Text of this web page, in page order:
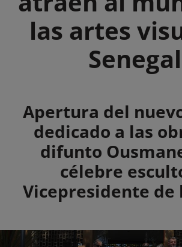
las artes
Senegal
Summary
Apertura del
dedicado a las
difunto
célebre
Vicepresidente de